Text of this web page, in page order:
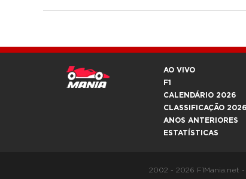
AO VIVO
F1
CALENDÁRIO 2026
CLASSIFICAÇÃO 2026
ANOS ANTERIORES
ESTATÍSTICAS
2002 - 2026 F1Mania.net